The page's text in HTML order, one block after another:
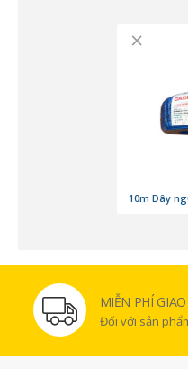
×
10m Dây
MIỄN PHÍ
Đối với sản